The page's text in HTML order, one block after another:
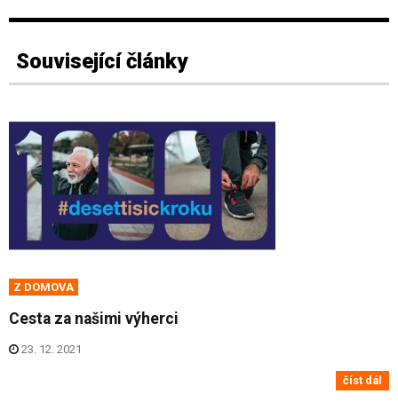
Související články
Z DOMOVA
Cesta za našimi výherci
23. 12. 2021
číst dál